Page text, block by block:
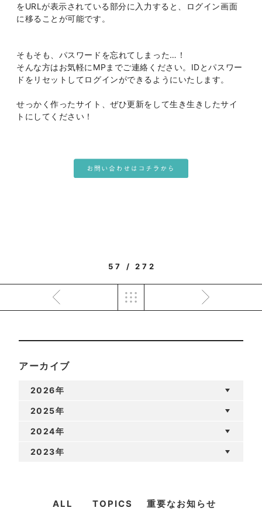
をURLが表示されている部分に入力すると、ログイン画面
に移ることが可能です。
そもそも、パスワードを忘れてしまった…！
そんな方はお気軽にMPまでご連絡ください。IDとパスワー
ドをリセットしてログインができるようにいたします。
せっかく作ったサイト、ぜひ更新をして生き生きしたサイ
トにしてください！
57 / 272
アーカイブ
2026年
2025年
2024年
2023年
ALL TOPICS
重要なお知らせ